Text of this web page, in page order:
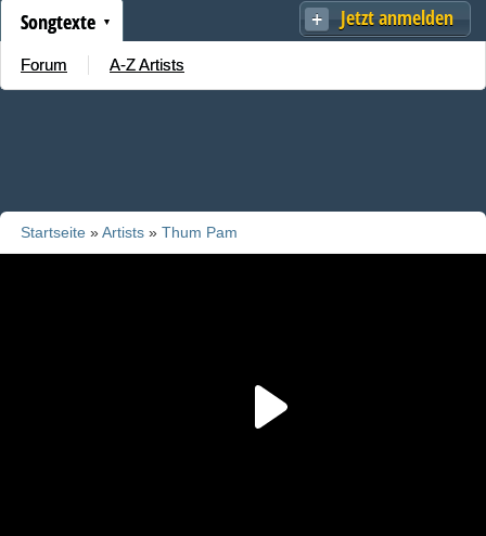
Jetzt anmelden
Songtexte
Forum A-Z Artists
Startseite »Artists » Thum Pam